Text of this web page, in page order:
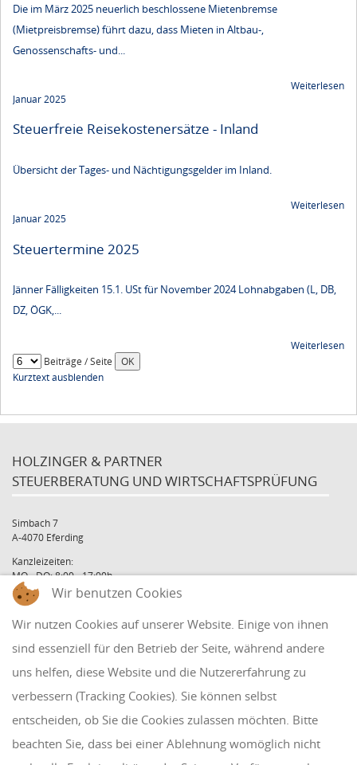
Die im März 2025 neuerlich beschlossene Mietenbremse
(Mietpreisbremse) führt dazu, dass Mieten in Altbau-,
Genossenschafts- und...
Weiterlesen
Januar 2025
Steuerfreie Reisekostenersätze - Inland
Übersicht der Tages- und Nächtigungsgelder im Inland.
Weiterlesen
Januar 2025
Steuertermine 2025
Jänner Fälligkeiten 15.1. USt für November 2024 Lohnabgaben (L, DB,
DZ, ÖGK,...
Weiterlesen
Beiträge / Seite
Kurztext ausblenden
HOLZINGER & PARTNER
STEUERBERATUNG UND WIRTSCHAFTSPRÜFUNG
Simbach 7
A-4070 Eferding
Kanzleizeiten:
MO - DO: 8:00 - 17:00h
FR: 8:00 - 12:00h
Tel: +43 7272 39 79 - 0
Fax: +43 7272 39 79 - 9
QUICKLINKS
Klientenbereich
Disclaimer
Wir benutzen Cookies
Wir nutzen Cookies auf unserer Website. Einige von ihnen
sind essenziell für den Betrieb der Seite, während andere
uns helfen, diese Website und die Nutzererfahrung zu
verbessern (Tracking Cookies). Sie können selbst
entscheiden, ob Sie die Cookies zulassen möchten. Bitte
beachten Sie, dass bei einer Ablehnung womöglich nicht